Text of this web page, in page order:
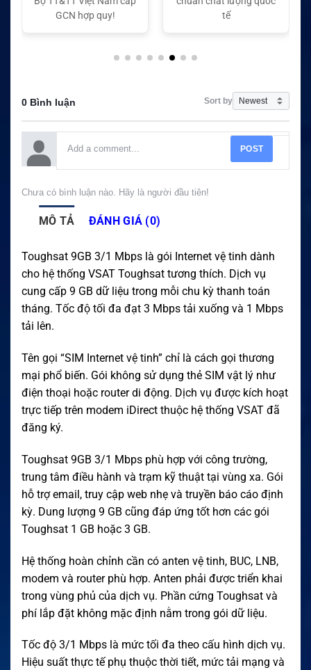
GCN hợp quy!
tế
0 Bình luận Sort by
POST
Chưa có bình luận nào. Hãy là người đầu tiên!
MÔ TẢ ĐÁNH GIÁ (0)
Toughsat 9GB 3/1 Mbps là gói Internet vệ tinh dành
cho hệ thống VSAT Toughsat tương thích. Dịch vụ
cung cấp 9 GB dữ liệu trong mỗi chu kỳ thanh toán
tháng. Tốc độ tối đa đạt 3 Mbps tải xuống và 1 Mbps
tải lên.
Tên gọi “SIM Internet vệ tinh” chỉ là cách gọi thương
mại phổ biến. Gói không sử dụng thẻ SIM vật lý như
điện thoại hoặc router di động. Dịch vụ được kích hoạt
trực tiếp trên modem iDirect thuộc hệ thống VSAT đã
đăng ký.
Toughsat 9GB 3/1 Mbps phù hợp với công trường,
trung tâm điều hành và trạm kỹ thuật tại vùng xa. Gói
hỗ trợ email, truy cập web nhẹ và truyền báo cáo định
kỳ. Dung lượng 9 GB cũng đáp ứng tốt hơn các gói
Toughsat 1 GB hoặc 3 GB.
Hệ thống hoàn chỉnh cần có anten vệ tinh, BUC, LNB,
modem và router phù hợp. Anten phải được triển khai
trong vùng phủ của dịch vụ. Phần cứng Toughsat và
phí lắp đặt không mặc định nằm trong gói dữ liệu.
Tốc độ 3/1 Mbps là mức tối đa theo cấu hình dịch vụ.
Hiệu suất thực tế phụ thuộc thời tiết, mức tải mạng và